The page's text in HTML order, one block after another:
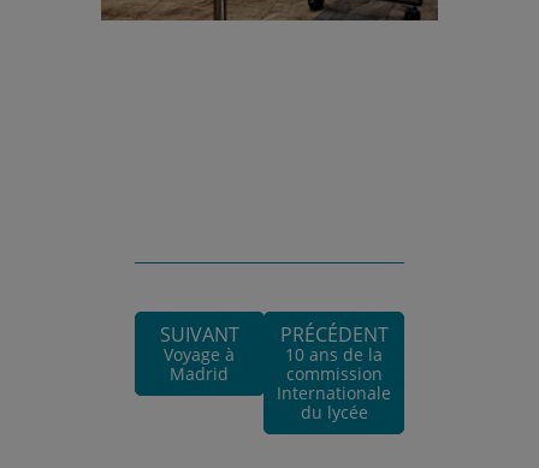
SUIVANT
Voyage à
Madrid
PRÉCÉDENT
10 ans de la
commission
Internationale
du lycée